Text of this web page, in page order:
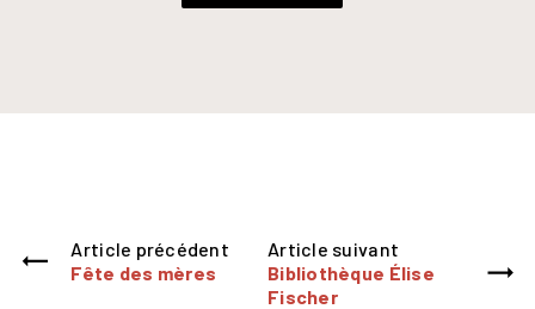
Article précédent
Fête des mères
Article suivant
Bibliothèque Élise
Fischer